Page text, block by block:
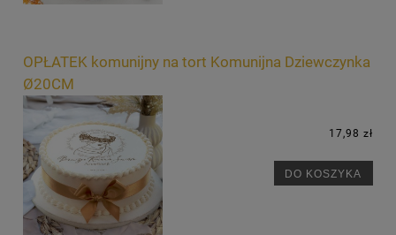
OPŁATEK komunijny na tort Komunijna Dziewczynka
Ø20CM
17,98 zł
DO KOSZYKA